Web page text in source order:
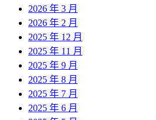
2026 年 3 月
2026 年 2 月
2025 年 12 月
2025 年 11 月
2025 年 9 月
2025 年 8 月
2025 年 7 月
2025 年 6 月